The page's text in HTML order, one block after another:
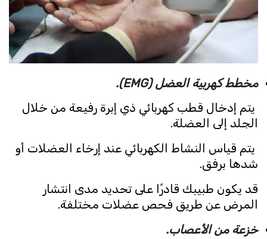
مخطط كهربية العضل (EMG).
يتم إدخال قطب كهربائي ذي إبرة رفيعة من خلال
الجلد إلى العضلة.
يتم قياس النشاط الكهربائي عند إرخاء العضلات أو
شدها برفق.
قد يكون طبيبك قادرًا على تحديد مدى انتشار
المرض عن طريق فحص عضلات مختلفة.
خزعة من الأعصاب.